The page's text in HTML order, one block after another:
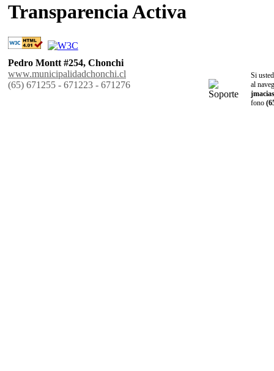
Transparencia Activa
Pedro Montt #254, Chonchi
www.municipalidadchonchi.cl
(65) 671255 - 671223 - 671276
Si
al
fono